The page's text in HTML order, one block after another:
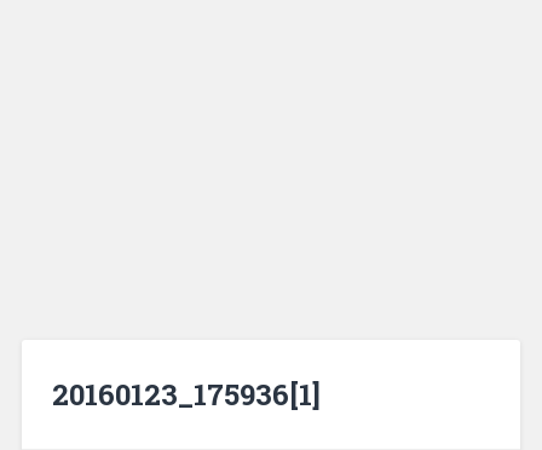
20160123_175936[1]